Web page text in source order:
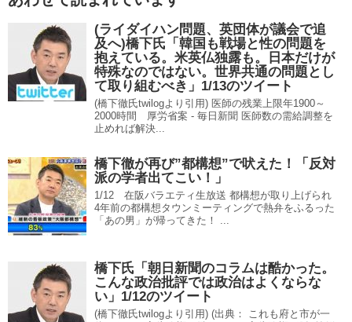
(ライダイハン問題、英団体が議会で追
及へ)橋下氏「韓国も戦場と性の問題を
抱えている。米英仏独露も。日本だけが
特殊なのではない。世界共通の問題とし
て取り組むべき」1/13のツイート
(橋下徹氏twilogより引用) 医師の残業上限年1900～
2000時間 厚労省案 - 毎日新聞 医師数の需給調整を
止めれば解決...
橋下徹が再び”都構想”で吠えた！「反対
派の学者出てこい！」
1/12 在阪バラエティ生放送 都構想が取り上げられ
4年前の都構想タウンミーティングで熱弁をふるった
「あの男」が帰ってきた！ ...
橋下氏「朝日新聞のコラムは酷かった。
こんな政治批評では政治はよくならな
い」1/12のツイート
(橋下徹氏twilogより引用) (出典： これも府と市が一